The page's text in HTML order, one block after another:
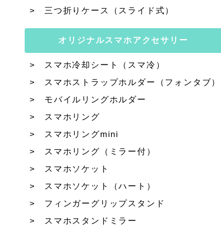
三つ折りケース（スライド式）
オリジナルスマホアクセサリー
スマホ冷却シート（スマ冷）
スマホストラップホルダー（フォンタブ）
モバイルリングホルダー
スマホリング
スマホリングmini
スマホリング（ミラー付）
スマホソケット
スマホソケット（ハート）
フィンガーグリップスタンド
スマホスタンドミラー